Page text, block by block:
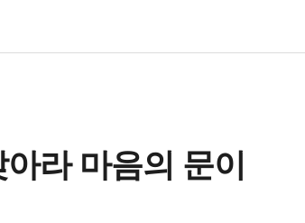
라 마음의 문이